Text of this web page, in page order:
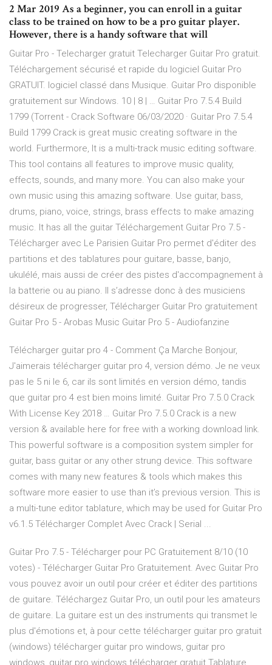
2 Mar 2019 As a beginner, you can enroll in a guitar
class to be trained on how to be a pro guitar player.
However, there is a handy software that will
Guitar Pro - Telecharger gratuit Telecharger Guitar Pro gratuit.
Téléchargement sécurisé et rapide du logiciel Guitar Pro
GRATUIT. logiciel classé dans Musique. Guitar Pro disponible
gratuitement sur Windows. 10 | 8 | … Guitar Pro 7.5.4 Build
1799 (Torrent - Crack Software 06/03/2020 · Guitar Pro 7.5.4
Build 1799 Crack is great music creating software in the
world. Furthermore, It is a multi-track music editing software.
This tool contains all features to improve music quality,
effects, sounds, and many more. You can also make your
own music using this amazing software. Use guitar, bass,
drums, piano, voice, strings, brass effects to make amazing
music. It has all the guitar Téléchargement Guitar Pro 7.5 -
Télécharger avec Le Parisien Guitar Pro permet d'éditer des
partitions et des tablatures pour guitare, basse, banjo,
ukulélé, mais aussi de créer des pistes d'accompagnement à
la batterie ou au piano. Il s’adresse donc à des musiciens
désireux de progresser, Télécharger Guitar Pro gratuitement
Guitar Pro 5 - Arobas Music Guitar Pro 5 - Audiofanzine
Télécharger guitar pro 4 - Comment Ça Marche Bonjour,
J'aimerais télécharger guitar pro 4, version démo. Je ne veux
pas le 5 ni le 6, car ils sont limités en version démo, tandis
que guitar pro 4 est bien moins limité. Guitar Pro 7.5.0 Crack
With License Key 2018 … Guitar Pro 7.5.0 Crack is a new
version & available here for free with a working download link.
This powerful software is a composition system simpler for
guitar, bass guitar or any other strung device. This software
comes with many new features & tools which makes this
software more easier to use than it’s previous version. This is
a multi-tune editor tablature, which may be used for Guitar Pro
v6.1.5 Télécharger Complet Avec Crack | Serial ...
Guitar Pro 7.5 - Télécharger pour PC Gratuitement 8/10 (10
votes) - Télécharger Guitar Pro Gratuitement. Avec Guitar Pro
vous pouvez avoir un outil pour créer et éditer des partitions
de guitare. Téléchargez Guitar Pro, un outil pour les amateurs
de guitare. La guitare est un des instruments qui transmet le
plus d'émotions et, à pour cette télécharger guitar pro gratuit
(windows) télécharger guitar pro windows, guitar pro